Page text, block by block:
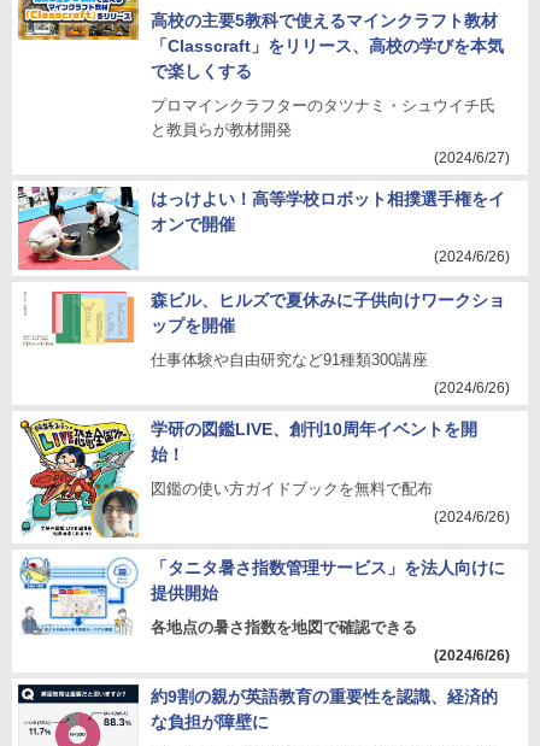
高校の主要5教科で使えるマインクラフト教材
「Classcraft」をリリース、高校の学びを本気
で楽しくする
プロマインクラフターのタツナミ・シュウイチ氏
と教員らが教材開発
(2024/6/27)
はっけよい！高等学校ロボット相撲選手権をイ
オンで開催
(2024/6/26)
森ビル、ヒルズで夏休みに子供向けワークショ
ップを開催
仕事体験や自由研究など91種類300講座
(2024/6/26)
学研の図鑑LIVE、創刊10周年イベントを開
始！
図鑑の使い方ガイドブックを無料で配布
(2024/6/26)
「タニタ暑さ指数管理サービス」を法人向けに
提供開始
各地点の暑さ指数を地図で確認できる
(2024/6/26)
約9割の親が英語教育の重要性を認識、経済的
な負担が障壁に